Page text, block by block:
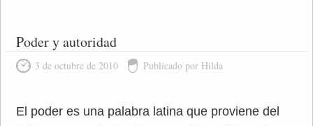
Poder y autoridad
3 de octubre de 2010 Publicado por Hilda
El poder es una palabra latina que proviene del